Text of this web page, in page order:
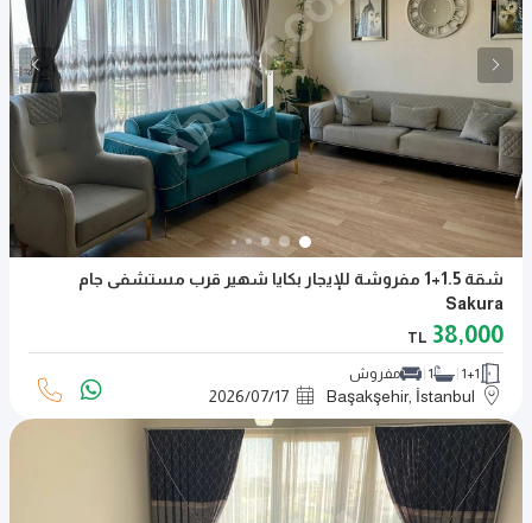
شقة 1.5+1 مفروشة للإيجار بكايا شهير قرب مستشفى جام
Sakura
38,000
TL
1+1
1 مفروش
Başakşehir, İstanbul
2026/07/17